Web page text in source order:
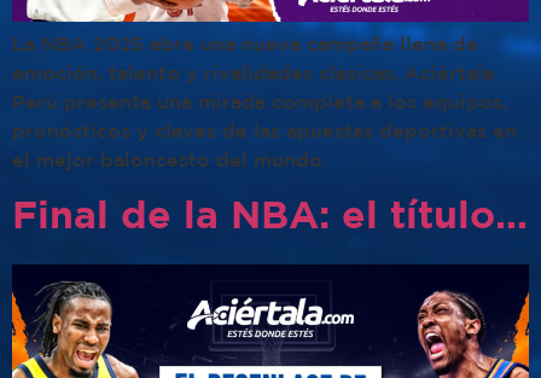
La NBA 2025 abre una nueva campaña llena de
emoción, talento y rivalidades clásicas. Aciértala
Perú presenta una mirada completa a los equipos,
pronósticos y claves de las apuestas deportivas en
el mejor baloncesto del mundo.
Final de la NBA: el título está en juego